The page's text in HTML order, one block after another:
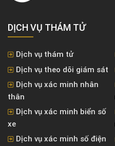
DỊCH VỤ THÁM TỬ
Dịch vụ thám tử
Dịch vụ theo dõi giám sát
Dịch vụ xác minh nhân
thân
Dịch vụ xác minh biển số
xe
Dịch vụ xác minh số điện